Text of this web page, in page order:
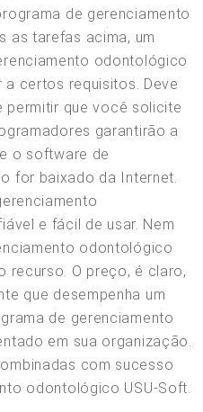
de gerenciamento
as tarefas acima, um
odontológico
certos requisitos. Deve
permitir que você solicite
garantirão a
o software de
for baixado da Internet.
e fácil de usar. Nem
odontológico
recurso. O preço, é claro,
que desempenha um
de gerenciamento
em sua organização.
com sucesso
odontológico USU-Soft.